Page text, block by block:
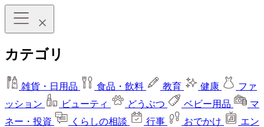
カテゴリ
雑貨・日用品 食品・飲料 教育 健康
ファ
ッション
ビューティ どうぶつ ベビー用品
マ
ネー・投資
くらしの相談 行事 おでかけ
エン